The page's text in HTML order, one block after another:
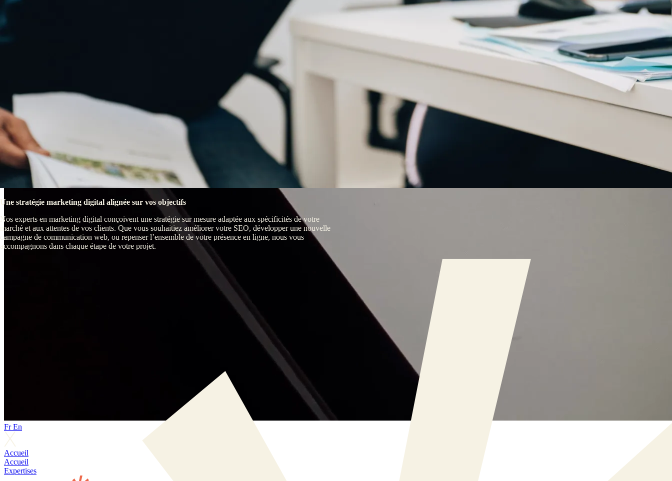
FrEn
Accueil
Accueil
Expertises
Une stratégie marketing digital alignée sur vos objectifs
Nos experts en marketing digital conçoivent une stratégie sur mesure adaptée aux spécificités de votre
marché et aux attentes de vos clients. Que vous souhaitiez améliorer votre SEO, développer une nouvelle
campagne de communication web, ou repenser l’ensemble de votre présence en ligne, nous vous
accompagnons dans chaque étape de votre projet.